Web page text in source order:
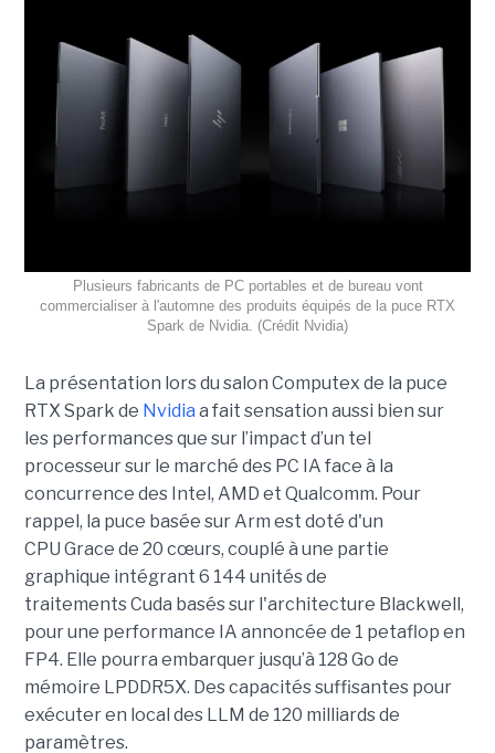
Plusieurs fabricants de PC portables et de bureau vont
commercialiser à l'automne des produits équipés de la puce RTX
Spark de Nvidia. (Crédit Nvidia)
La présentation lors du salon Computex de la puce
RTX Spark de Nvidia a fait sensation aussi bien sur
les performances que sur l’impact d’un tel
processeur sur le marché des PC IA face à la
concurrence des Intel, AMD et Qualcomm. Pour
rappel, la puce basée sur Arm est doté d'un
CPU Grace de 20 cœurs, couplé à une partie
graphique intégrant 6 144 unités de
traitements Cuda basés sur l'architecture Blackwell,
pour une performance IA annoncée de 1 petaflop en
FP4. Elle pourra embarquer jusqu’à 128 Go de
mémoire LPDDR5X. Des capacités suffisantes pour
exécuter en local des LLM de 120 milliards de
paramètres.